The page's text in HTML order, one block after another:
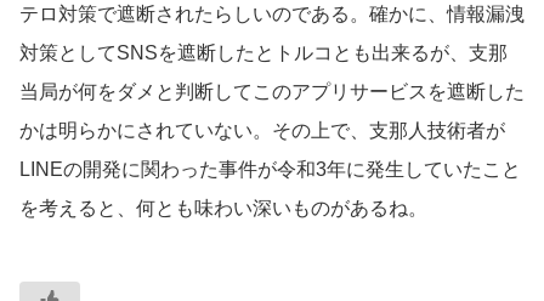
テロ対策で遮断されたらしいのである。確かに、情報漏洩
対策としてSNSを遮断したとトルコとも出来るが、支那
当局が何をダメと判断してこのアプリサービスを遮断した
かは明らかにされていない。その上で、支那人技術者が
LINEの開発に関わった事件が令和3年に発生していたこと
を考えると、何とも味わい深いものがあるね。